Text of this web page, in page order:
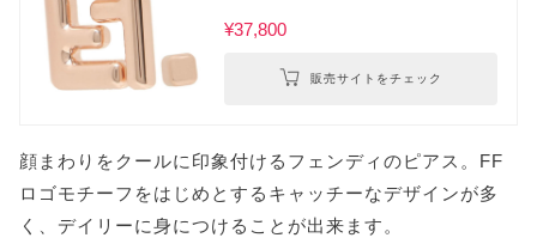
¥37,800
販売サイトをチェック
顔まわりをクールに印象付けるフェンディのピアス。FF
ロゴモチーフをはじめとするキャッチーなデザインが多
く、デイリーに身につけることが出来ます。